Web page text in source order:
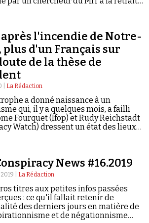
après l'incendie de Notre-
plus d'un Français sur
de la thèse de
| La Rédaction
a donné naissance à un
qui, il y a quelques mois, a failli
Fourquet (Ifop) et Rudy Reichstadt
Watch) dressent un état des lieux
News #16.2019
| La Rédaction
titres aux petites infos passées
: ce qu'il fallait retenir de
des derniers jours en matière de
et de négationnisme